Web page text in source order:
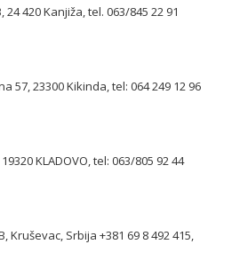
420 Kanjiža, tel. 063/845 22 91
57, 23300 Kikinda, tel: 064 249 12 96
KLADOVO, tel: 063/805 92 44
Kruševac, Srbija +381 69 8 492 415,